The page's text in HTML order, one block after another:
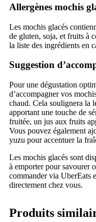
Allergènes mochis
Les mochis glacés
de gluten, soja, et fruits à
la liste des ingrédients en
Suggestion
Pour une dégustation
d’accompagner vos
chaud. Cela soulignera la
apportant une touche de
fruitée, un jus aux fruits
Vous pouvez également
yuzu pour accentuer la
Les mochis glacés sont
à emporter pour savourer
commander via UberEats
directement chez vous.
Produits